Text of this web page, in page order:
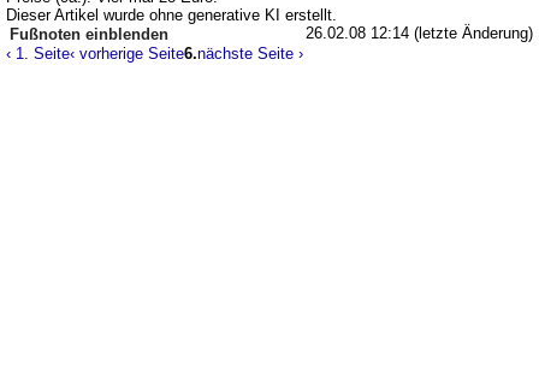
Dieser Artikel wurde ohne generative KI erstellt.
26.02.08 12:14 (letzte Änderung)
Fußnoten
‹ 1. Seite‹ vorherige Seite6.nächste Seite ›